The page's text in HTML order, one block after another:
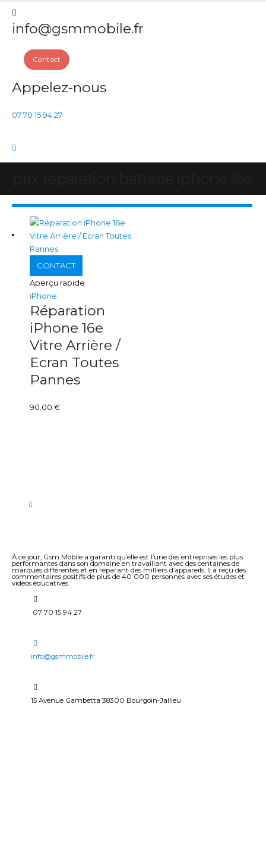
info@gsmmobile.fr
Contact
Appelez-nous
07 70 15 94 27
CONTACT
Aperçu rapide
iPhone
Réparation
iPhone 16e
Vitre Arrière /
Ecran Toutes
Pannes
90.00 €
À ce jour, Gsm Mobile a garanti qu’elle est l’une des entreprises les plus
performantes dans son domaine en travaillant avec des centaines de
marques différentes et en réparant des milliers d’appareils. Il a reçu des
commentaires positifs de plus de 40 000 personnes avec ses études et
vidéos éducatives.
07 70 15 94 27
info@gsmmobile.fr
15 Avenue Gambetta 38300 Bourgoin-Jallieu